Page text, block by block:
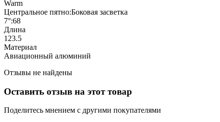
Warm
Центральное пятно:Боковая засветка
7°:68
Длина
123.5
Материал
Авиационный алюминий
Отзывы не найдены
Оставить отзыв на этот товар
Поделитесь мнением с другими покупателями